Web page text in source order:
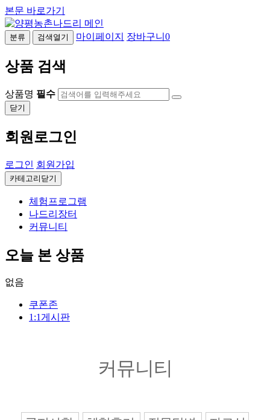
본문 바로가기
분류 검색열기 마이페이지 장바구니 0
상품 검색
상품명 필수
닫기
회원로그인
로그인 회원가입
카테고리닫기
체험프로그램
나드리장터
커뮤니티
오늘 본 상품
없음
쿠폰존
1:1게시판
커뮤니티